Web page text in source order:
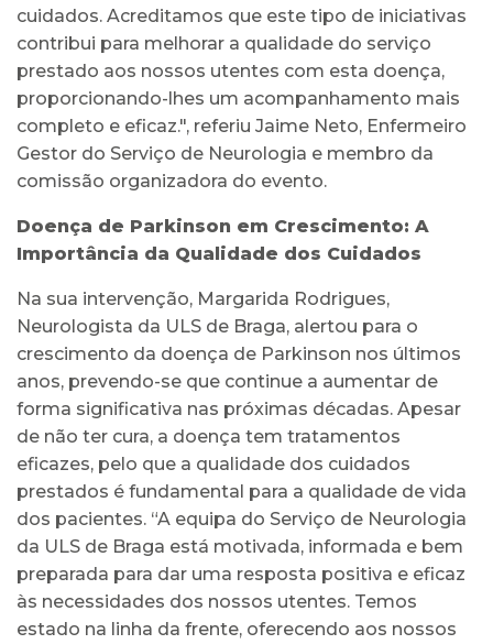
cuidados. Acreditamos que este tipo de iniciativas
contribui para melhorar a qualidade do serviço
prestado aos nossos utentes com esta doença,
proporcionando-lhes um acompanhamento mais
completo e eficaz.", referiu Jaime Neto, Enfermeiro
Gestor do Serviço de Neurologia e membro da
comissão organizadora do evento.
Doença de Parkinson em Crescimento: A
Importância da Qualidade dos Cuidados
Na sua intervenção, Margarida Rodrigues,
Neurologista da ULS de Braga, alertou para o
crescimento da doença de Parkinson nos últimos
anos, prevendo-se que continue a aumentar de
forma significativa nas próximas décadas. Apesar
de não ter cura, a doença tem tratamentos
eficazes, pelo que a qualidade dos cuidados
prestados é fundamental para a qualidade de vida
dos pacientes. “A equipa do Serviço de Neurologia
da ULS de Braga está motivada, informada e bem
preparada para dar uma resposta positiva e eficaz
às necessidades dos nossos utentes. Temos
estado na linha da frente, oferecendo aos nossos